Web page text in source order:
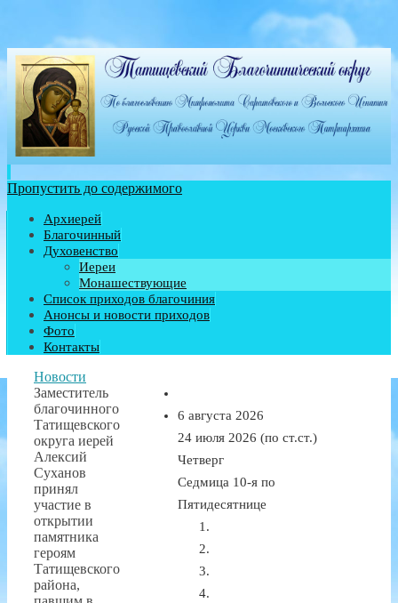
Пропустить до содержимого
Архиерей
Благочинный
Духовенство
Иереи
Монашествующие
Список приходов благочиния
Анонсы и новости приходов
Фото
Контакты
Новости
Заместитель
благочинного
Татищевского
округа иерей
Алексий
Суханов
принял
участие в
открытии
памятника
героям
Татищевского
района,
6 августа 2026
24 июля 2026 (по ст.ст.)
Четверг
Седмица 10-я по
Пятидесятнице